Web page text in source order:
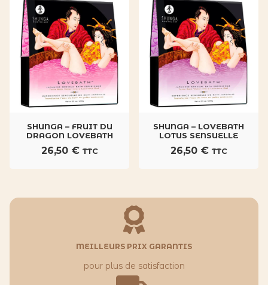
SHUNGA – FRUIT DU
DRAGON LOVEBATH
26,50 € TTC
SHUNGA – LOVEBATH
LOTUS SENSUELLE
26,50 € TTC
MEILLEURS PRIX GARANTIS
pour plus de satisfaction